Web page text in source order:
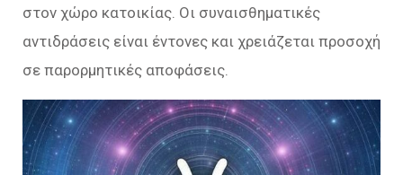
στον χώρο κατοικίας. Οι συναισθηματικές
αντιδράσεις είναι έντονες και χρειάζεται προσοχή
σε παρορμητικές αποφάσεις.